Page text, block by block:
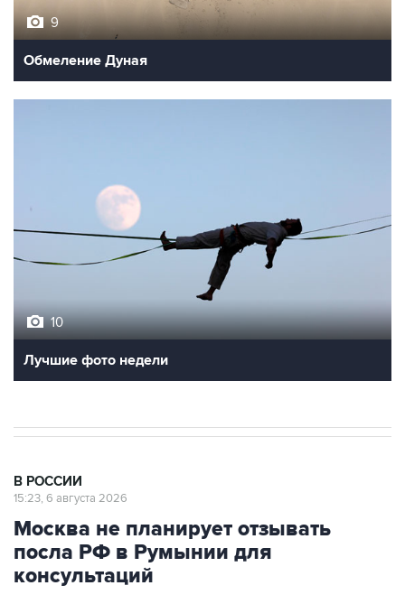
9
Обмеление Дуная
10
Лучшие фото недели
В РОССИИ
15:23, 6 августа 2026
Москва не планирует отзывать
посла РФ в Румынии для
консультаций